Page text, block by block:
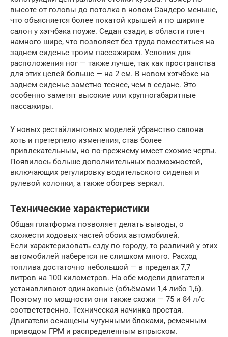
высоте от головы до потолка в новом Сандеро меньше,
что объясняется более покатой крышей и по ширине
салон у хэтчбэка поуже. Седан сзади, в области плеч
намного шире, что позволяет без труда поместиться на
заднем сиденье троим пассажирам. Условия для
расположения ног — также лучше, так как пространства
для этих целей больше — на 2 см. В новом хэтчбэке на
заднем сиденье заметно теснее, чем в седане. Это
особенно заметят высокие или крупногабаритные
пассажиры.
У новых рестайлинговых моделей убранство салона
хоть и претерпело изменения, став более
привлекательным, но по-прежнему имеет схожие черты.
Появилось больше дополнительных возможностей,
включающих регулировку водительского сиденья и
рулевой колонки, а также обогрев зеркал.
Технические характеристики
Общая платформа позволяет делать выводы, о
схожести ходовых частей обоих автомобилей.
Если характеризовать езду по городу, то различий у этих
автомобилей наберется не слишком много. Расход
топлива достаточно небольшой — в пределах 7,7
литров на 100 километров. На обе модели двигатели
устанавливают одинаковые (объёмами 1,4 либо 1,6).
Поэтому по мощности они также схожи — 75 и 84 л/с
соответственно. Техническая начинка простая.
Двигатели оснащены чугунными блоками, ременным
приводом ГРМ и распределенным впрыском.